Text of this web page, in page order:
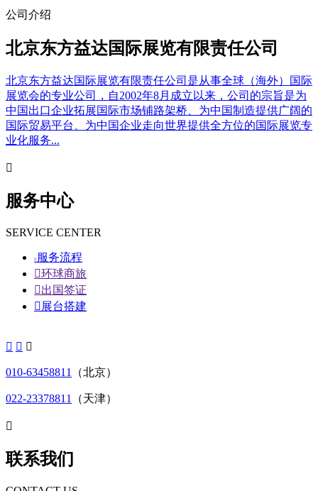
公司介绍
北京东方益达国际展览有限责任公司
北京东方益达国际展览有限责任公司是从事全球（海外）国际
展览会的专业公司，自2002年8月成立以来，公司的宗旨是为
中国出口企业拓展国际市场铺路架桥、为中国制造提供广阔的
国际贸易平台、为中国企业走向世界提供全方位的国际展览专
业化服务...

服务中心
SERVICE CENTER
 服务流程
环球商旅
出国签证
 展台搭建
  
010-63458811 （北京）
022-23378811 （天津）

联系我们